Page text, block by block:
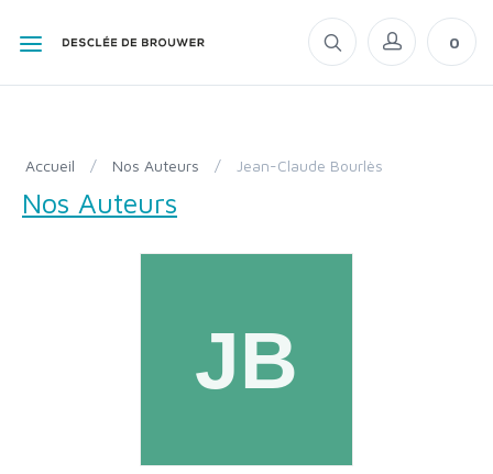
0
Accueil / Nos Auteurs / Jean-Claude Bourlès
Nos Auteurs